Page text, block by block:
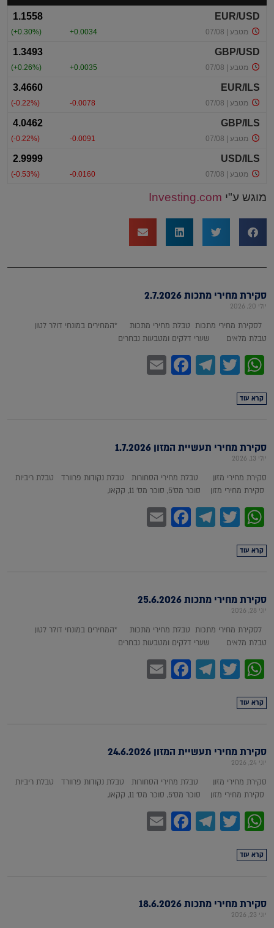
מוגש ע"י Investing.com
סקירת מחירי מתכות 2.7.2026
יולי 20, 2026
לסקירת מחירי מתכות טבלת מחירי מתכות *המחירים במונחי דולר לטון
טבלת מלאים שערי דלקים ומטבעות נבחרים
WhatsApp
Twitter
Telegram
Facebook
קרא עוד
סקירת מחירי תעשיית המזון 1.7.2026
יולי 13, 2026
סקירת מחירי מזון טבלת מחירי הסחורות טבלת נקודות פרוורד טבלת ריביות
סקירת מחירי מזון סוכר מס'5, סוכר מס' 11, קקאו,
WhatsApp
Twitter
Telegram
Facebook
קרא עוד
סקירת מחירי מתכות 25.6.2026
יוני 28, 2026
לסקירת מחירי מתכות טבלת מחירי מתכות *המחירים במונחי דולר לטון
טבלת מלאים שערי דלקים ומטבעות נבחרים
WhatsApp
Twitter
Telegram
Facebook
קרא עוד
סקירת מחירי תעשיית המזון 24.6.2026
יוני 24, 2026
סקירת מחירי מזון טבלת מחירי הסחורות טבלת נקודות פרוורד טבלת ריביות
סקירת מחירי מזון סוכר מס'5, סוכר מס' 11, קקאו,
WhatsApp
Twitter
Telegram
Facebook
קרא עוד
סקירת מחירי מתכות 18.6.2026
יוני 23, 2026